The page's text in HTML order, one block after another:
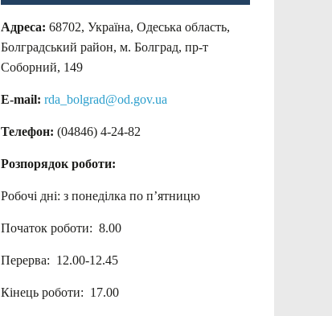
Адреса: 68702, Україна, Одеська область,
Болградський район, м. Болград, пр-т
Соборний, 149
E-mail: rda_bolgrad@od.gov.ua
Телефон: (04846) 4-24-82
Розпорядок роботи:
Робочі дні: з понеділка по п’ятницю
Початок роботи: 8.00
Перерва: 12.00-12.45
Кінець роботи: 17.00